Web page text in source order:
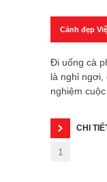
Cảnh đẹp
Đi uống cà
là nghỉ ngơi,
nghiệm
CHI
1